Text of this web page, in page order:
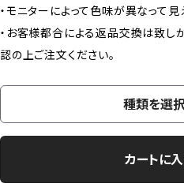
・モニターによって色味が異なって見
・お客様都合による返品交換は致し
認の上ご注文ください。
種類を選
カートに